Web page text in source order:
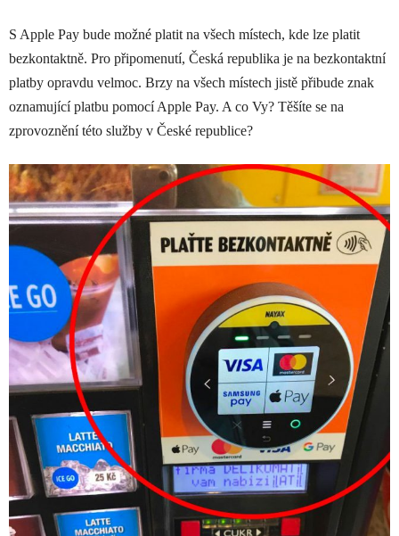
S Apple Pay bude možné platit na všech místech, kde lze platit
bezkontaktně. Pro připomenutí, Česká republika je na bezkontaktní
platby opravdu velmoc. Brzy na všech místech jistě přibude znak
oznamující platbu pomocí Apple Pay. A co Vy? Těšíte se na
zprovoznění této služby v České republice?